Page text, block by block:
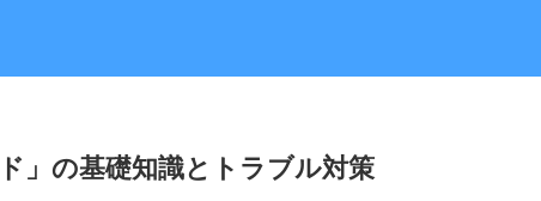
」の基礎知識とトラブル対策